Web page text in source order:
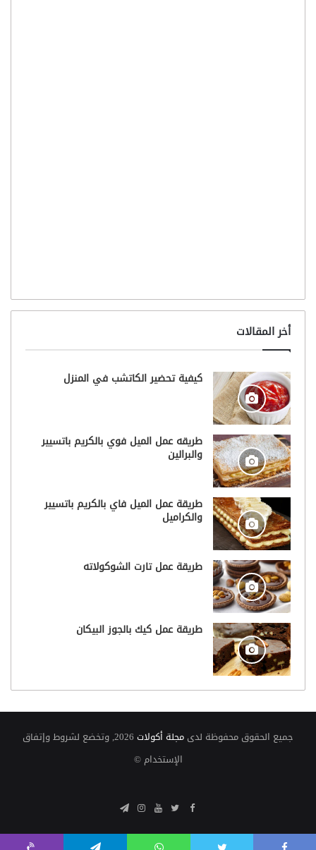
أخر المقالات
كيفية تحضير الكاتشب في المنزل
طريقه عمل الميل فوي بالكريم باتسيير
والبرالين
طريقة عمل الميل فاي بالكريم باتسيير
والكراميل
طريقة عمل تارت الشوكولاته
طريقة عمل كيك بالجوز البيكان
جميع الحقوق محفوظة لدى مجلة أكولات
2026, وتخضع لشروط وإتفاق
الإستخدام ©